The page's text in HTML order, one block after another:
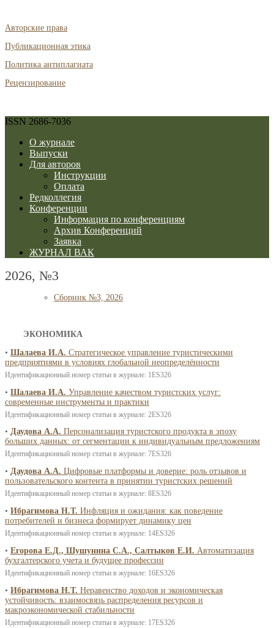
Авторские права
Публикационная этика
Политика антиплагиата
Рецензирование
ISSN 2686-7036
О журнале
Выпуски
Для авторов
Инструкции
Оплата
Редколлегия
Конференции
Информация по конференциям
Архив Конференций
Заявка
ЖУРНАЛ ВАК
2026, №3
Сборник №3, 2026
ЭКОНОМИКА
• Шалаева И.А. Стратегическое управление туристическими
предприятиями в условиях глобальной неопределённости
Идентификационный номер статьи в журнале: 1ES326
• Шалаева И.А. Управление качеством туристских услуг:
современные инструменты и практики
Идентификационный номер статьи в журнале: 2ES326
• Даудова А.А. Персонализация туристского продукта в эпоху
больших данных: от сегментации к индивидуальным предложениям
Идентификационный номер статьи в журнале: 7ES326
• Даудова А.А. Цифровые платформы и доверие: роль отзывов и
пользовательского контента в принятии туристских решений
Идентификационный номер статьи в журнале: 8ES326
• Ибрагимова Н.Т. Инфляция и ожидания: как поведение
потребителей и бизнеса формирует динамику цен
Идентификационный номер статьи в журнале: 14ES326
• Егорова Е.Д., Шушунина С.А., Салтыков Е.И. Автоматизация
бухгалтерского учета и будущее профессии
Идентификационный номер статьи в журнале: 16ES326
• Ибрагимова Н.Т. Неравенство доходов и экономическая
устойчивость: взаимосвязь распределения ресурсов и
макроэкономической стабильности
Идентификационный номер статьи в журнале: 17ES326